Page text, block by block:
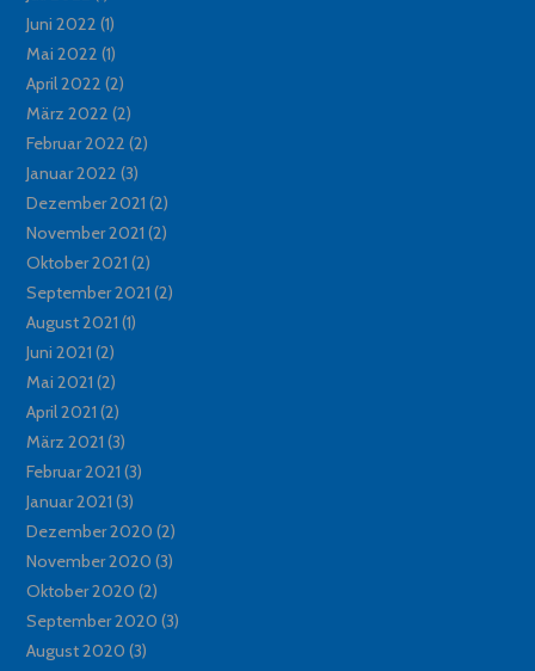
Juni 2022 (1)
Mai 2022 (1)
April 2022 (2)
März 2022 (2)
Februar 2022 (2)
Januar 2022 (3)
Dezember 2021 (2)
November 2021 (2)
Oktober 2021 (2)
September 2021 (2)
August 2021 (1)
Juni 2021 (2)
Mai 2021 (2)
April 2021 (2)
März 2021 (3)
Februar 2021 (3)
Januar 2021 (3)
Dezember 2020 (2)
November 2020 (3)
Oktober 2020 (2)
September 2020 (3)
August 2020 (3)